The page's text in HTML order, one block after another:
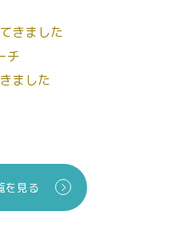
きました
チ
ました
を見る